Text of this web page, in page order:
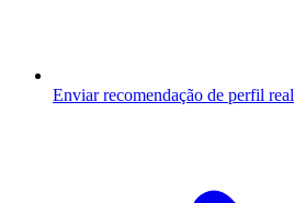
Enviar recomendação de perfil real